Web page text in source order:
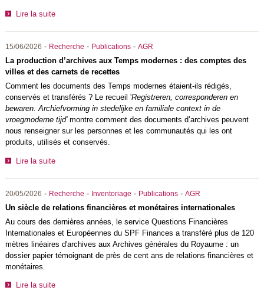
Lire la suite
15/06/2026 - Recherche - Publications- AGR
La production d’archives aux Temps modernes : des comptes des
villes et des carnets de recettes
Comment les documents des Temps modernes étaient-ils rédigés,
conservés et transférés ? Le recueil 'Registreren, corresponderen en
bewaren. Archiefvorming in stedelijke en familiale context in de
vroegmoderne tijd' montre comment des documents d’archives peuvent
nous renseigner sur les personnes et les communautés qui les ont
produits, utilisés et conservés.
Lire la suite
20/05/2026 - Recherche - Inventoriage - Publications- AGR
Un siècle de relations financières et monétaires internationales
Au cours des dernières années, le service Questions Financières
Internationales et Européennes du SPF Finances a transféré plus de 120
mètres linéaires d'archives aux Archives générales du Royaume : un
dossier papier témoignant de près de cent ans de relations financières et
monétaires.
Lire la suite